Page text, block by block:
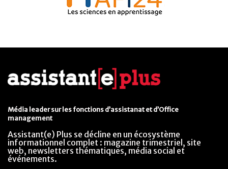
Média leader sur les fonctions d’assistanat et d’Office
management
Assistant(e) Plus se décline en un écosystème
informationnel complet : magazine trimestriel, site
web, newsletters thématiques, média social et
événements.